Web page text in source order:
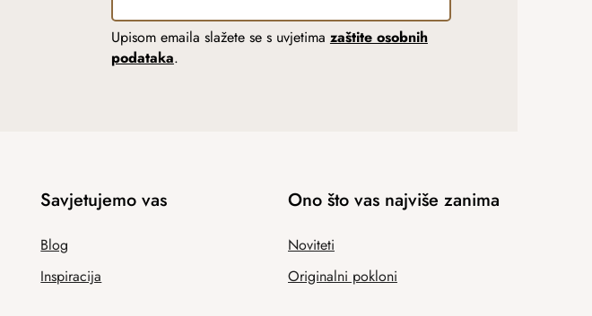
Upisom emaila slažete se s uvjetima zaštite osobnih
podataka.
Savjetujemo vas
Blog
Inspiracija
Ono što vas najviše zanima
Noviteti
Originalni pokloni